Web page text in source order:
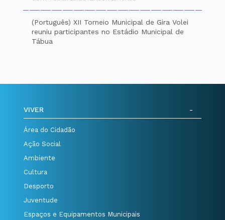
(Português) XII Torneio Municipal de Gira Volei
reuniu participantes no Estádio Municipal de
Tábua
VIVER
Área do Cidadão
Ação Social
Ambiente
Cultura
Desporto
Juventude
Espaços e Equipamentos Municipais